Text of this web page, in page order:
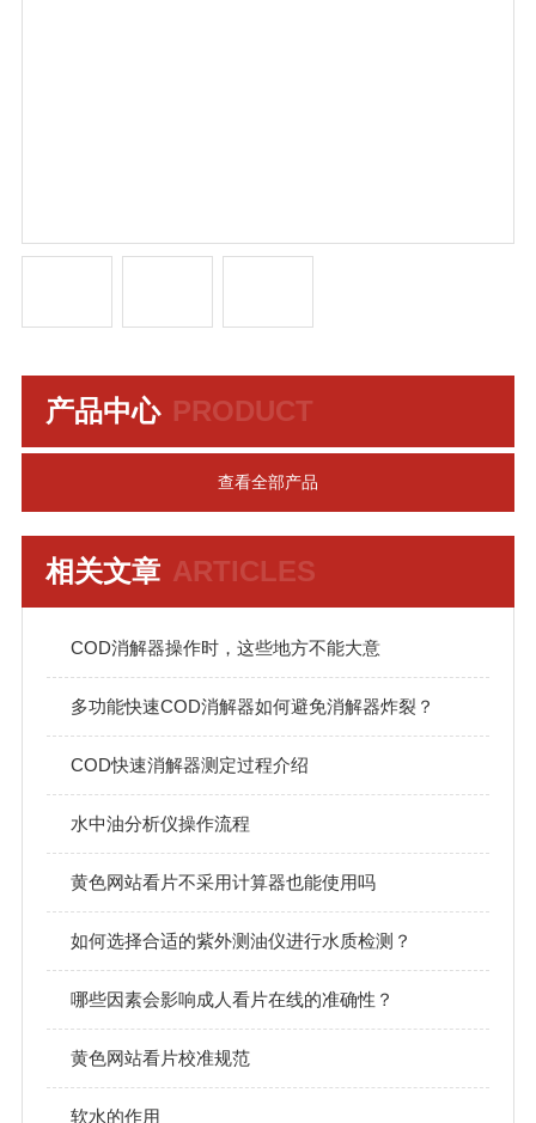
PRODUCT
产品中心
查看全部产品
ARTICLES
相关文章
COD消解器操作时，这些地方不能大意
多功能快速COD消解器如何避免消解器炸裂？
COD快速消解器测定过程介绍
水中油分析仪操作流程
黄色网站看片不采用计算器也能使用吗
如何选择合适的紫外测油仪进行水质检测？
哪些因素会影响成人看片在线的准确性？
黄色网站看片校准规范
软水的作用